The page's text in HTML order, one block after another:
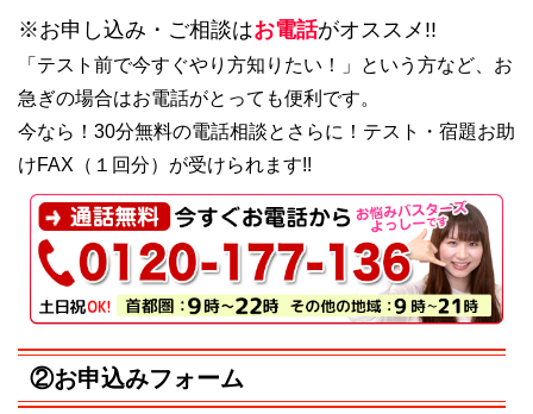
※お申し込み・ご相談はお電話がオススメ!!
「テスト前で今すぐやり方知りたい！」という方など、お
急ぎの場合はお電話がとっても便利です。
今なら！30分無料の電話相談とさらに！テスト・宿題お助
けFAX（１回分）が受けられます!!
②お申込みフォーム